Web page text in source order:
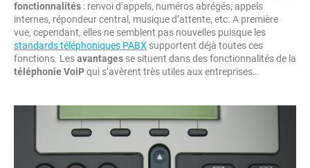
fonctionnalités : renvoi d’appels, numéros abrégés, appels
internes, répondeur central, musique d’attente, etc. A première
vue, cependant, elles ne semblent pas nouvelles puisque les
standards téléphoniques PABX supportent déjà toutes ces
fonctions. Lesavantages se situent dans des fonctionnalités de la
téléphonie VoiPqui s’avèrent très utiles aux entreprises…